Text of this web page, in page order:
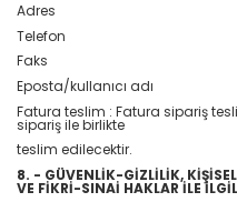
Adres
Telefon
Faks
Eposta/kullanıcı adı
Fatura teslim : Fatura sipariş
sipariş ile birlikte
teslim edilecektir.
8. - GÜVENLİK-GİZLİLİK,
VE FİKRİ-SINAİ HAKLAR İLE